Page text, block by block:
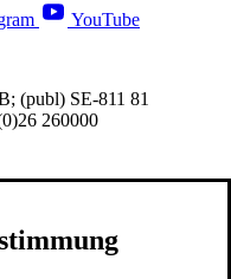
YouTube
(publ) SE-811 81
260000